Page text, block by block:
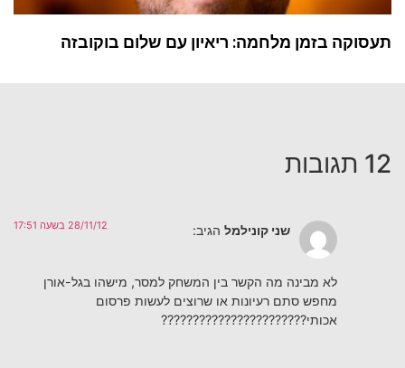
תעסוקה בזמן מלחמה: ריאיון עם שלום בוקובזה
12 תגובות
שני קונילמל הגיב: 28/11/12 בשעה 17:51
לא מבינה מה הקשר בין המשחק למסר, מישהו בגל-אורן
מחפש סתם רעיונות או שרוצים לעשות פרסום
אכותי???????????????????????